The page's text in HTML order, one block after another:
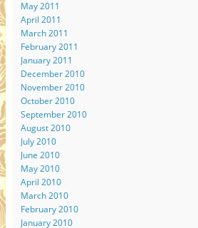
May 2011
April 2011
March 2011
February 2011
January 2011
December 2010
November 2010
October 2010
September 2010
August 2010
July 2010
June 2010
May 2010
April 2010
March 2010
February 2010
January 2010